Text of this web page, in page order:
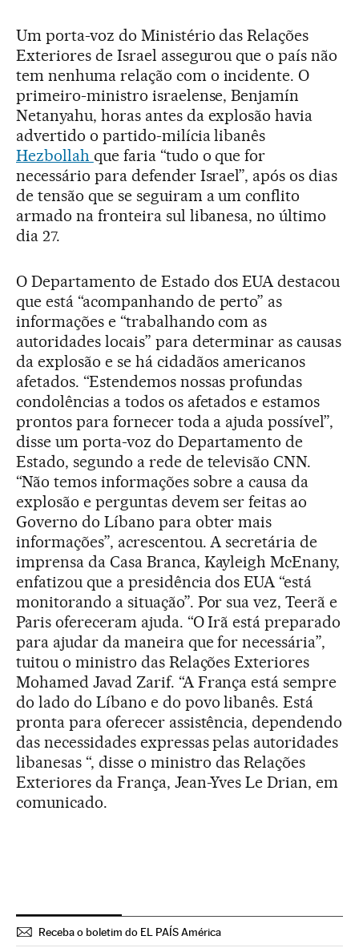
Um porta-voz do Ministério das Relações
Exteriores de Israel assegurou que o país não
tem nenhuma relação com o incidente. O
primeiro-ministro israelense, Benjamín
Netanyahu, horas antes da explosão havia
advertido o partido-milícia libanês
Hezbollah que faria “tudo o que for
necessário para defender Israel”, após os dias
de tensão que se seguiram a um conflito
armado na fronteira sul libanesa, no último
dia 27.
O Departamento de Estado dos EUA destacou
que está “acompanhando de perto” as
informações e “trabalhando com as
autoridades locais” para determinar as causas
da explosão e se há cidadãos americanos
afetados. “Estendemos nossas profundas
condolências a todos os afetados e estamos
prontos para fornecer toda a ajuda possível”,
disse um porta-voz do Departamento de
Estado, segundo a rede de televisão CNN.
“Não temos informações sobre a causa da
explosão e perguntas devem ser feitas ao
Governo do Líbano para obter mais
informações”, acrescentou. A secretária de
imprensa da Casa Branca, Kayleigh McEnany,
enfatizou que a presidência dos EUA “está
monitorando a situação”. Por sua vez, Teerã e
Paris ofereceram ajuda. “O Irã está preparado
para ajudar da maneira que for necessária”,
tuitou o ministro das Relações Exteriores
Mohamed Javad Zarif. “A França está sempre
do lado do Líbano e do povo libanês. Está
pronta para oferecer assistência, dependendo
das necessidades expressas pelas autoridades
libanesas “, disse o ministro das Relações
Exteriores da França, Jean-Yves Le Drian, em
comunicado.
Receba o boletim do EL PAÍS América